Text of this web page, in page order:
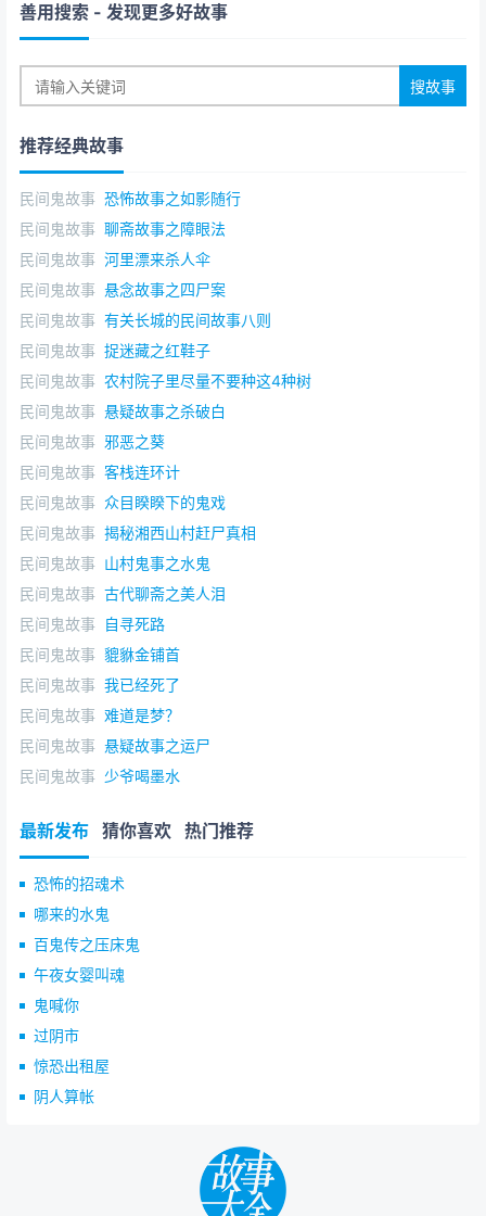
走蛟现象时所描述的场景。特别是昨晚央视放了一段一艘
货船上监控所拍的图像，当时长江水面大雨如注、电闪雷
鸣，画面十分怪异。
附近城市的市民在夜晚惊讶发现了金色大鸟在天空中飞
翔。外滩的很多市民亲眼所见，甚至拍摄以下照片：
那么，金色大鸟又与长江沉船有什么联系呢?据人说，
这金色大鸟正是传说中的“大鹏金翅鸟”，又叫做“迦楼罗
鸟”。大鹏金翅鸟于千佛教法中镇伏天龙八部和龙类，它们
都以龙和蛇为食，经典记载人类之初大地上布满了巨大的
妖龙和洪水，人类无法生存，如来佛祖就派这些大鹏金翅
鸟去啄走了妖龙。
善用搜索 - 发现更多好故事
推荐经典故事
民间鬼故事 恐怖故事之如影随行
民间鬼故事 聊斋故事之障眼法
民间鬼故事 河里漂来杀人伞
民间鬼故事 悬念故事之四尸案
民间鬼故事 有关长城的民间故事八则
民间鬼故事 捉迷藏之红鞋子
民间鬼故事 农村院子里尽量不要种这4种树
民间鬼故事 悬疑故事之杀破白
民间鬼故事 邪恶之葵
民间鬼故事 客栈连环计
民间鬼故事 众目睽睽下的鬼戏
民间鬼故事 揭秘湘西山村赶尸真相
民间鬼故事 山村鬼事之水鬼
民间鬼故事 古代聊斋之美人泪
民间鬼故事 自寻死路
民间鬼故事 貔貅金铺首
民间鬼故事 我已经死了
民间鬼故事 难道是梦？
民间鬼故事 悬疑故事之运尸
民间鬼故事 少爷喝墨水
最新发布 猜你喜欢 热门推荐
恐怖的招魂术
哪来的水鬼
百鬼传之压床鬼
午夜女婴叫魂
鬼喊你
过阴市
惊恐出租屋
阴人算帐